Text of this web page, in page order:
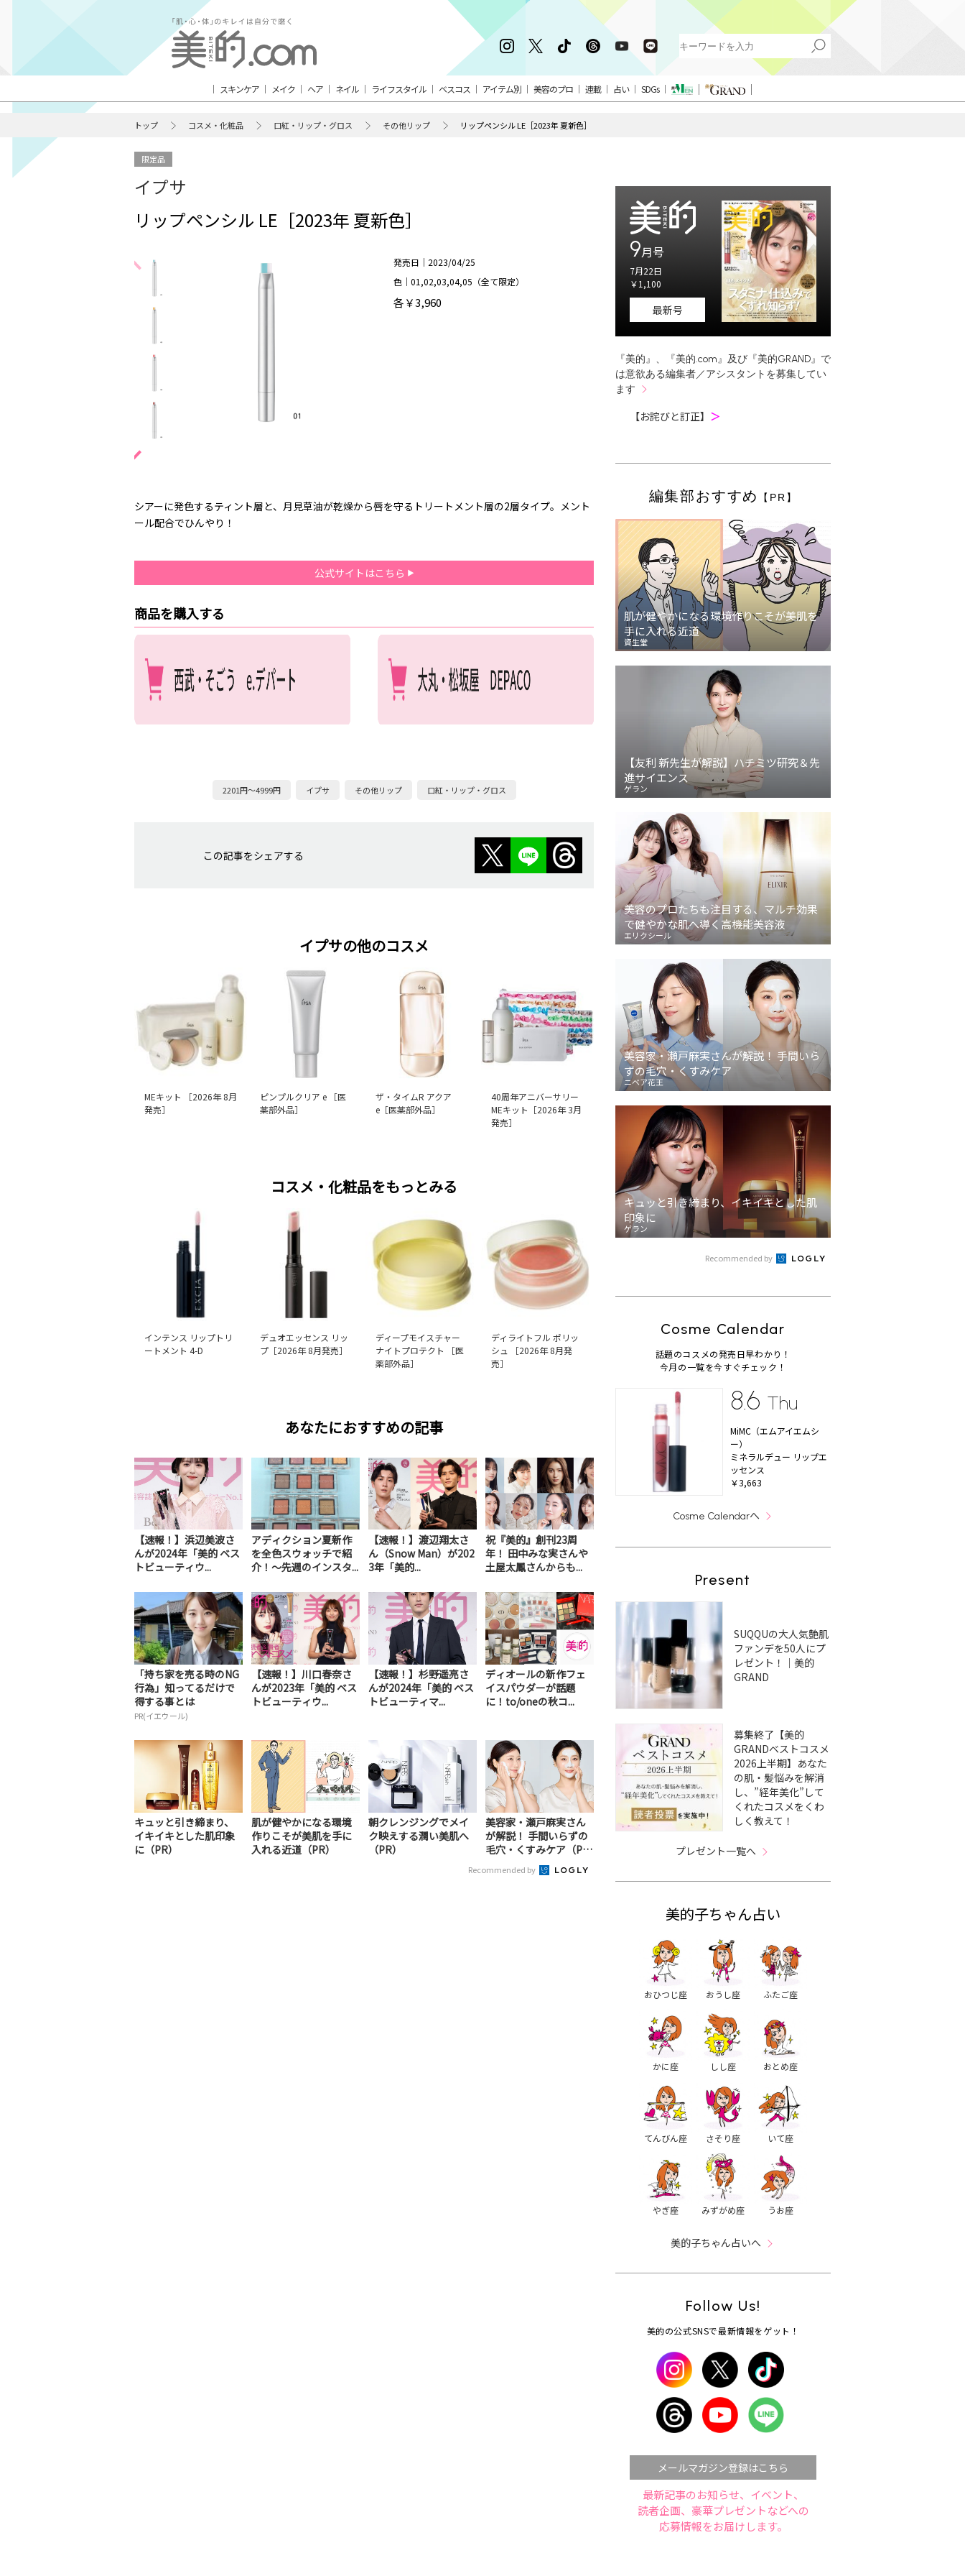
スキンケア メイク ヘア ネイル ライフスタイル ベスコス アイテム別 美容のプロ 連載 占い SDGs
トップ コスメ・化粧品 口紅・リップ・グロス その他リップ リップペンシル LE［2023年 夏新色］
限定品
イプサ
リップペンシル LE［2023年 夏新色］
発売日｜2023/04/25
色｜01,02,03,04,05（全て限定）
各￥3,960
シアーに発色するティント層と、月見草油が乾燥から唇を守るトリートメント層の2層タイプ。メント
ール配合でひんやり！
公式サイトはこちら
商品を購入する
2201円～4999円 イプサ その他リップ 口紅・リップ・グロス
この記事をシェアする
イプサの他のコスメ
MEキット ［2026年 8月
発売］
ピンプルクリア e ［医
薬部外品］
ザ・タイムR アクア
e［医薬部外品］
40周年アニバーサリー
MEキット［2026年 3月
発売］
コスメ・化粧品をもっとみる
インテンス リップトリ
ートメント 4-D
デュオエッセンス リッ
プ［2026年 8月発売］
ディープモイスチャー
ナイトプロテクト ［医
薬部外品］
ディライトフル ポリッ
シュ ［2026年 8月発
売］
あなたにおすすめの記事
【速報！】浜辺美波さ
んが2024年「美的 ベス
トビューティウ...
アディクション夏新作
を全色スウォッチで紹
介！～先週のインスタ...
【速報！】渡辺翔太さ
ん（Snow Man）が202
3年「美的...
祝『美的』創刊23周
年！ 田中みな実さんや
土屋太鳳さんからも...
「持ち家を売る時のNG
行為」知ってるだけで
得する事とは
PR(イエウール)
【速報！】川口春奈さ
んが2023年「美的 ベス
トビューティウ...
【速報！】杉野遥亮さ
んが2024年「美的 ベス
トビューティマ...
ディオールの新作フェ
イスパウダーが話題
に！to/oneの秋コ...
キュッと引き締まり、
イキイキとした肌印象
に（PR）
肌が健やかになる環境
作りこそが美肌を手に
入れる近道（PR）
朝クレンジングでメイ
ク映えする潤い美肌へ
（PR）
美容家・瀬戸麻実さん
が解説！ 手間いらずの
毛穴・くすみケア（P
Recommended by
9月号
7月22日
￥1,100
最新号
『美的』、『美的.com』及び『美的GRAND』で
は意欲ある編集者／アシスタントを募集してい
ます
【お詫びと訂正】 ＞
編集部おすすめ 【PR】
肌が健やかになる環境作りこそが美肌を
手に入れる近道
資生堂
【友利 新先生が解説】ハチミツ研究＆先
進サイエンス
ゲラン
美容のプロたちも注目する、マルチ効果
で健やかな肌へ導く高機能美容液
エリクシール
美容家・瀬戸麻実さんが解説！ 手間いら
ずの毛穴・くすみケア
ニベア花王
キュッと引き締まり、イキイキとした肌
印象に
ゲラン
Recommended by
Cosme Calendar
話題のコスメの発売日早わかり！
今月の一覧を今すぐチェック！
8.6 Thu
MiMC（エムアイエムシ
ー）
ミネラルデュー リップエ
ッセンス
￥3,663
Cosme Calendarへ
Present
SUQQUの大人気艶肌
ファンデを50人にプ
レゼント！｜美的
GRAND
募集終了【美的
GRANDベストコスメ
2026上半期】あなた
の肌・髪悩みを解消
し、”経年美化”して
くれたコスメをくわ
しく教えて！
プレゼント一覧へ
美的子ちゃん占い
おひつじ座 おうし座 ふたご座
かに座 しし座 おとめ座
てんびん座 さそり座 いて座
やぎ座 みずがめ座 うお座
美的子ちゃん占いへ
Follow Us!
美的の公式SNSで最新情報をゲット！
メールマガジン登録はこちら
最新記事のお知らせ、イベント、
読者企画、豪華プレゼントなどへの
応募情報をお届けします。